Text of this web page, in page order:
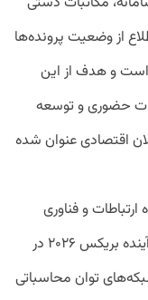
از وضعیت پرونده‌ها
است و هدف از این
حضوری و توسعه
اقتصادی عنوان شده
و فناوری
، در مجمع نوآوری شبکه‌های آینده بریکس ۲۰۲۶ در
توان محاسباتی